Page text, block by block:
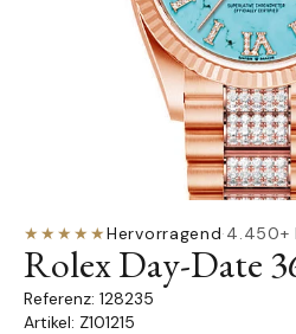
★★★★★Hervorragend·4.450+
Rolex Day-Date
128235
Artikel: Z101215